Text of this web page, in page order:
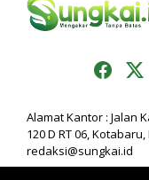
Alamat Kantor : Jalan
120 D RT 06,
redaksi@sungkai.id